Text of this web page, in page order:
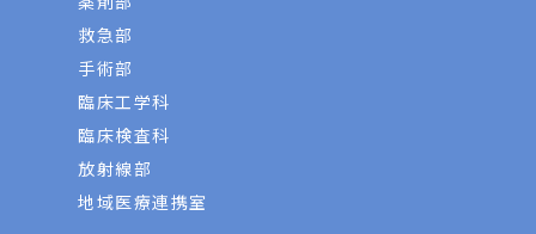
救急部
手術部
臨床工学科
臨床検査科
放射線部
地域医療連携室